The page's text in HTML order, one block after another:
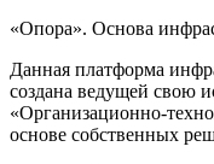
«Опора». Основа
Данная платформа
создана ведущей свою
«Организационно-
основе собственных